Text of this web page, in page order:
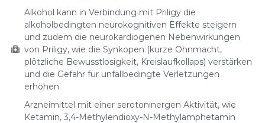
Alkohol kann in Verbindung mit Priligy die
alkoholbedingten neurokognitiven Effekte steigern
und zudem die neurokardiogenen Nebenwirkungen
von Priligy, wie die Synkopen (kurze Ohnmacht,
plötzliche Bewusstlosigkeit, Kreislaufkollaps) verstärken
und die Gefahr für unfallbedingte Verletzungen
erhöhen
Arzneimittel mit einer serotoninergen Aktivität, wie
Ketamin, 3,4-Methylendioxy-N-Methylamphetamin